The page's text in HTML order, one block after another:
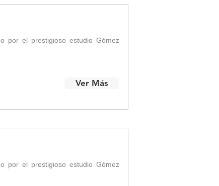
por el prestigioso estudio Gómez
Ver Más
por el prestigioso estudio Gómez